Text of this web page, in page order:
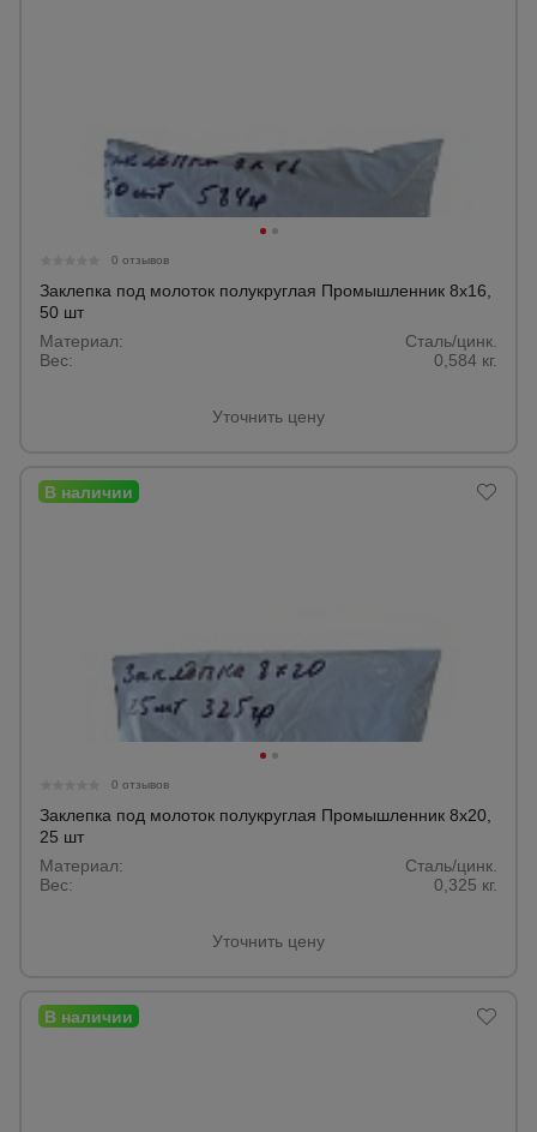
0 отзывов
Заклепка под молоток полукруглая Промышленник 8х16,
50 шт
Материал:
Сталь/цинк.
Вес:
0,584 кг.
Уточнить цену
0 отзывов
Заклепка под молоток полукруглая Промышленник 8х20,
25 шт
Материал:
Сталь/цинк.
Вес:
0,325 кг.
Уточнить цену
комплекты
Сварочные